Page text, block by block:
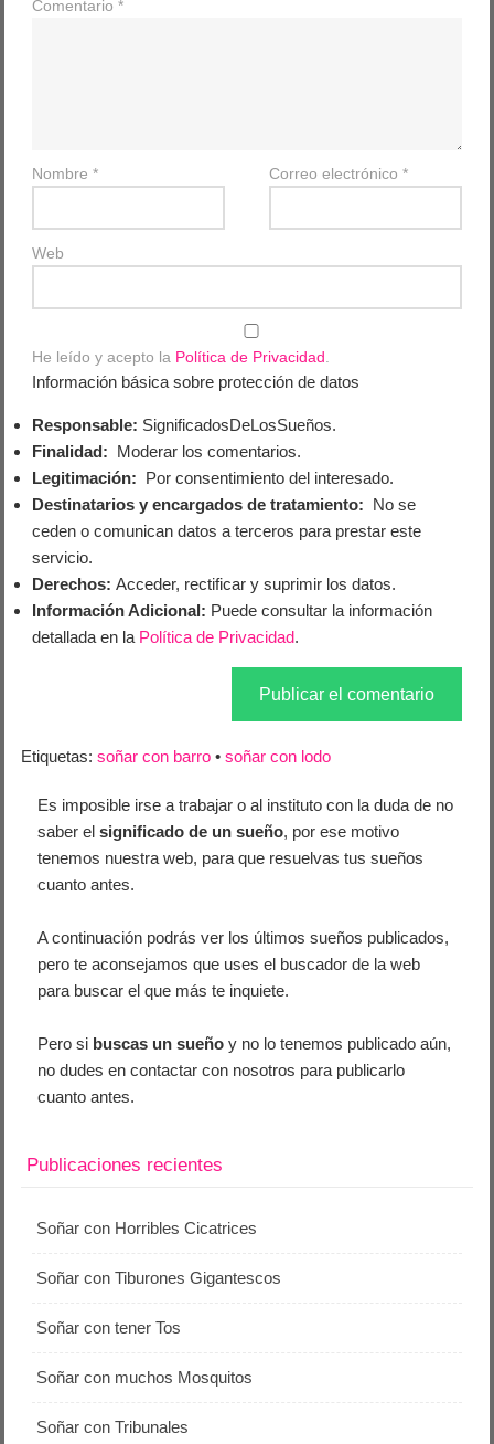
Comentario*
Nombre* Correo electrónico *
Web
He leído y acepto la Política de Privacidad
Información básica sobre protección de datos
Responsable: SignificadosDeLosSueños.
Finalidad: Moderar los comentarios.
Legitimación: Por consentimiento del interesado.
Destinatarios y encargados de tratamiento: No se
ceden o comunican datos a terceros para prestar este
servicio.
Derechos: Acceder, rectificar y suprimir los datos.
Información Adicional: Puede consultar la información
detallada en la Política de Privacidad.
Etiquetas:soñar con barro •soñar con lodo
Es imposible irse a trabajar o al instituto con la duda de no
saber elsignificado de un sueño, por ese motivo
tenemos nuestra web, para que resuelvas tus sueños
cuanto antes.
A continuación podrás ver los últimos sueños publicados,
pero te aconsejamos que uses el buscador de la web
para buscar el que más te inquiete.
Pero si buscas un sueño y no lo tenemos publicado aún,
no dudes en contactar con nosotros para publicarlo
cuanto antes.
Publicaciones recientes
Soñar con Horribles Cicatrices
Soñar con Tiburones Gigantescos
Soñar con tener Tos
Soñar con muchos Mosquitos
Soñar con Tribunales